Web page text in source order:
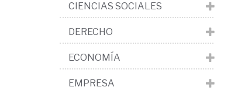
CIENCIAS SOCIALES
DERECHO
ECONOMÍA
EMPRESA